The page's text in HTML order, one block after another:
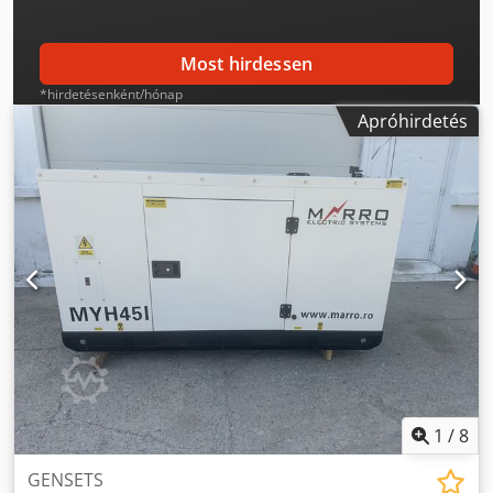
Most hirdessen
*hirdetésenként/hónap
Apróhirdetés
1 /8
GENSETS